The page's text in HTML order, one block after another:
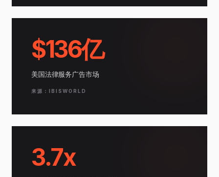
$136亿
美国法律服务广告市场
来源：IBISWORLD
3.7x